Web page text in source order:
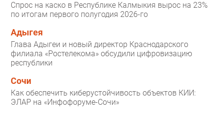
Спрос на каско в Республике Калмыкия вырос на 23%
по итогам первого полугодия 2026-го
Адыгея
Глава Адыгеи и новый директор Краснодарского
филиала «Ростелекома» обсудили цифровизацию
республики
Сочи
Как обеспечить киберустойчивость объектов КИИ:
ЭЛАР на «Инфофоруме-Сочи»